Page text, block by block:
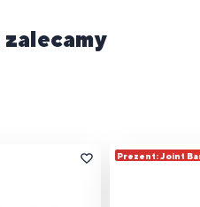
zalecamy
Prezent: Joint